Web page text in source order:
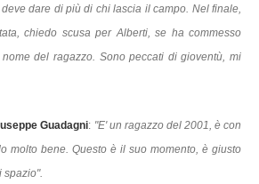
dare di più di chi lascia il campo. Nel finale,
chiedo scusa per Alberti, se ha commesso
del ragazzo. Sono peccati di gioventù, mi
Guadagni: "E' un ragazzo del 2001, è con
molto bene. Questo è il suo momento, è giusto
spazio".